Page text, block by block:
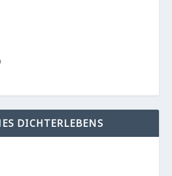
DICHTERLEBENS